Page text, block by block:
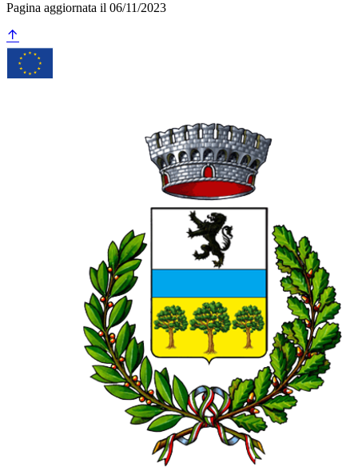
Pagina aggiornata il 06/11/2023